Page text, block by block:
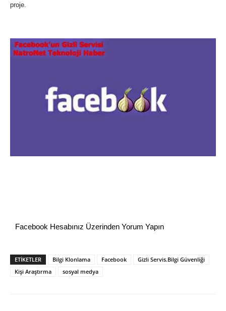
proje.
Facebook Hesabınız Üzerinden Yorum Yapın
ETİKETLER Bilgi Klonlama Facebook
Gizli Servis.Bilgi Güvenliği
Kişi Araştırma
sosyal medya